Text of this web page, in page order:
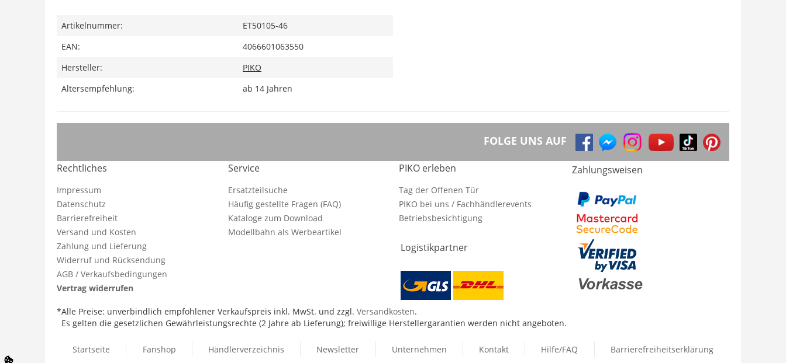
Artikelnummer:
ET50105-46
EAN:
4066601063550
Hersteller:
PIKO
Altersempfehlung:
ab 14 Jahren
FOLGE UNS AUF
Rechtliches
Impressum
Datenschutz
Barrierefreiheit
Versand und Kosten
Zahlung und Lieferung
Widerruf und Rücksendung
AGB / Verkaufsbedingungen
Vertrag widerrufen
Service
Ersatzteilsuche
Häufig gestellte Fragen (FAQ)
Kataloge zum Download
Modellbahn als Werbeartikel
PIKO erleben
Tag der Offenen Tür
PIKO bei uns / Fachhändlerevents
Betriebsbesichtigung
Logistikpartner
Zahlungsweisen
*Alle Preise: unverbindlich empfohlener Verkaufspreis inkl. MwSt. und zzgl. Versandkosten.
Es gelten die gesetzlichen Gewährleistungsrechte (2 Jahre ab Lieferung); freiwillige Herstellergarantien werden nicht angeboten.
Startseite Fanshop Händlerverzeichnis Newsletter Unternehmen Kontakt Hilfe/FAQ Barrierefreiheitserklärung